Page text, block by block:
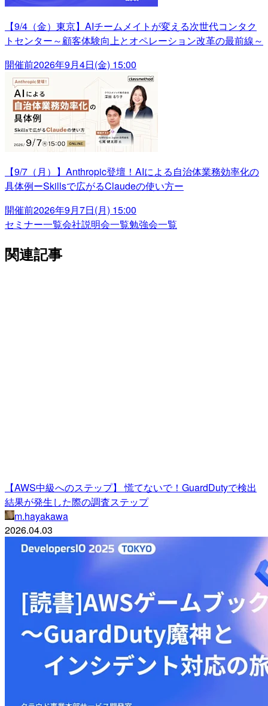
【9/4（金）東京】AIチームメイトが変える次世代コンタク
トセンター～顧客体験向上とオペレーション改革の最前線～
開催前2026年9月4日(金) 15:00
【9/7（月）】Anthropic登壇！AIによる自治体業務効率化の
具体例ーSkillsで広がるClaudeの使い方ー
開催前2026年9月7日(月) 15:00
セミナー一覧会社説明会一覧勉強会一覧
関連記事
【AWS中級へのステップ】 慌てないで！GuardDutyで検出
結果が発生した際の調査ステップ
m.hayakawa
2026.04.03